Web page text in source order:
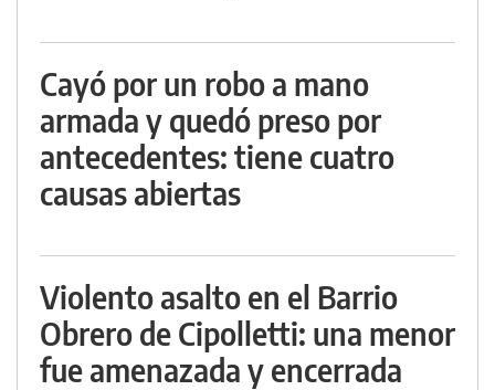
Cayó por un robo a mano
armada y quedó preso por
antecedentes: tiene cuatro
causas abiertas
Violento asalto en el Barrio
Obrero de Cipolletti: una menor
fue amenazada y encerrada